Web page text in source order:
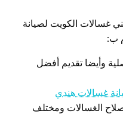
غسالات الكويت لصيانة
ب:
وأيضا تقديم أفضل
غسالات هندي
الغسالات ومختلف